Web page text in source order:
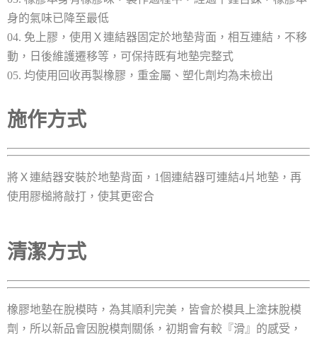
身的氣味已降至最低
04. 免上膠，使用Ｘ連結器固定於地墊背面，相互連結，不移
動，日後維護遷移等，可保持既有地墊完整式
05. 均使用回收再製橡膠，重金屬、塑化劑均為未檢出
施作方式
將Ｘ連結器安裝於地墊背面，1個連結器可連結4片地墊，再
使用膠槌將敲打，使其更密合
清潔方式
橡膠地墊在脫模時，為其順利完美，皆會於模具上塗抹脫模
劑，所以新品會因脫模劑關係，初期會有較『滑』的感受，